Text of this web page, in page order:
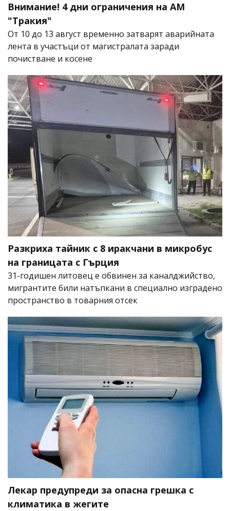
Внимание! 4 дни ограничения на АМ
"Тракия"
От 10 до 13 август временно затварят аварийната
лента в участъци от магистралата заради
почистване и косене
Разкриха тайник с 8 иракчани в микробус
на границата с Гърция
31-годишен литовец е обвинен за каналджийство,
мигрантите били натъпкани в специално изградено
пространство в товарния отсек
Лекар предупреди за опасна грешка с
климатика в жегите